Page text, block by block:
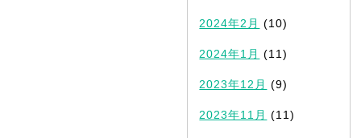
2024年2月 (10)
2024年1月 (11)
2023年12月 (9)
2023年11月 (11)